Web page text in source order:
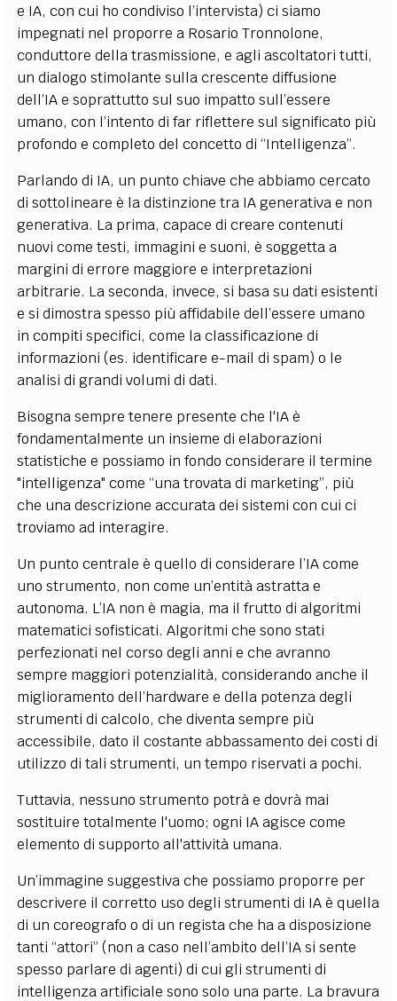
e IA, con cui ho condiviso l’intervista) ci siamo
impegnati nel proporre a Rosario Tronnolone,
conduttore della trasmissione, e agli ascoltatori tutti,
un dialogo stimolante sulla crescente diffusione
dell’IA e soprattutto sul suo impatto sull’essere
umano, con l’intento di far riflettere sul significato più
profondo e completo del concetto di “Intelligenza”.
Parlando di IA, un punto chiave che abbiamo cercato
di sottolineare è la distinzione tra IA generativa e non
generativa. La prima, capace di creare contenuti
nuovi come testi, immagini e suoni, è soggetta a
margini di errore maggiore e interpretazioni
arbitrarie. La seconda, invece, si basa su dati esistenti
e si dimostra spesso più affidabile dell’essere umano
in compiti specifici, come la classificazione di
informazioni (es. identificare e-mail di spam) o le
analisi di grandi volumi di dati.
Bisogna sempre tenere presente che l'IA è
fondamentalmente un insieme di elaborazioni
statistiche e possiamo in fondo considerare il termine
"intelligenza" come “una trovata di marketing”, più
che una descrizione accurata dei sistemi con cui ci
troviamo ad interagire.
Un punto centrale è quello di considerare l’IA come
uno strumento, non come un’entità astratta e
autonoma. L’IA non è magia, ma il frutto di algoritmi
matematici sofisticati. Algoritmi che sono stati
perfezionati nel corso degli anni e che avranno
sempre maggiori potenzialità, considerando anche il
miglioramento dell’hardware e della potenza degli
strumenti di calcolo, che diventa sempre più
accessibile, dato il costante abbassamento dei costi di
utilizzo di tali strumenti, un tempo riservati a pochi.
Tuttavia, nessuno strumento potrà e dovrà mai
sostituire totalmente l'uomo; ogni IA agisce come
elemento di supporto all'attività umana.
Un’immagine suggestiva che possiamo proporre per
descrivere il corretto uso degli strumenti di IA è quella
di un coreografo o di un regista che ha a disposizione
tanti “attori” (non a caso nell’ambito dell’IA si sente
spesso parlare di agenti) di cui gli strumenti di
intelligenza artificiale sono solo una parte. La bravura